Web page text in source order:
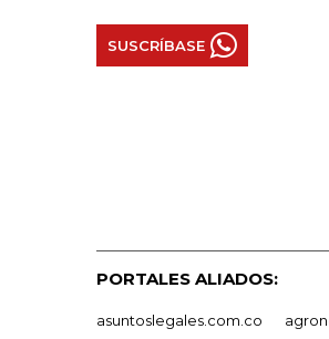
SUSCRÍBASE
PORTALES ALIADOS:
asuntoslegales.com.co